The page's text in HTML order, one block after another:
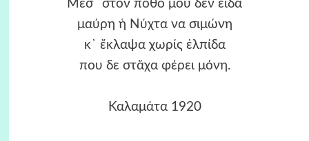
Μέσ᾿ στον πόθο μου δεν εἶδα
μαύρη ἡ Νύχτα να σιμώνη
κ᾿ ἔκλαψα χωρίς ἐλπίδα
που δε στἄχα φέρει μόνη.
Καλαμάτα 1920